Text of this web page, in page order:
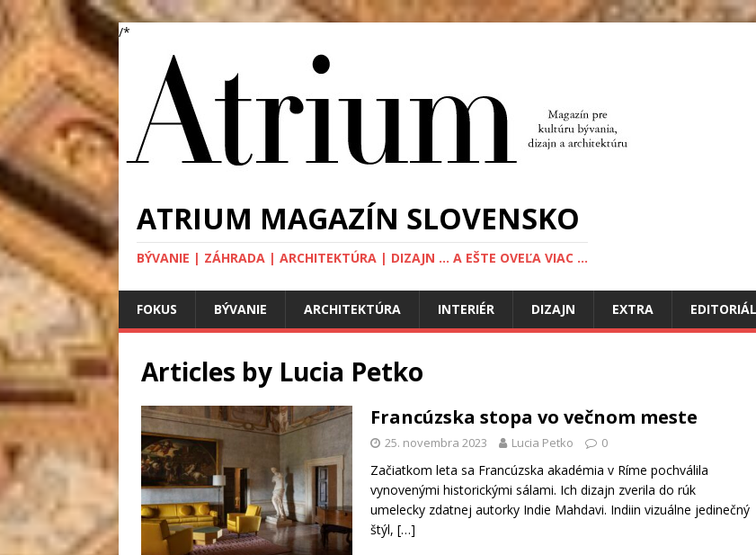
/*
ATRIUM MAGAZÍN SLOVENSKO
BÝVANIE | ZÁHRADA | ARCHITEKTÚRA | DIZAJN ... A EŠTE OVEĽA VIAC ...
FOKUS BÝVANIE ARCHITEKTÚRA INTERIÉR DIZAJN EXTRA EDITORIÁL
Articles by Lucia Petko
Francúzska stopa vo večnom meste
25. novembra 2023 Lucia Petko 0
Začiatkom leta sa Francúzska akadémia v Ríme pochválila
vynovenými historickými sálami. Ich dizajn zverila do rúk
umelecky zdatnej autorky Indie Mahdavi. Indiin vizuálne jedinečný
štýl, […]